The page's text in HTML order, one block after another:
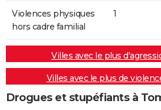
Violences physiques
hors cadre familial
1
Villes avec le plus
Villes avec le plus de
Drogues et stupéfiants à